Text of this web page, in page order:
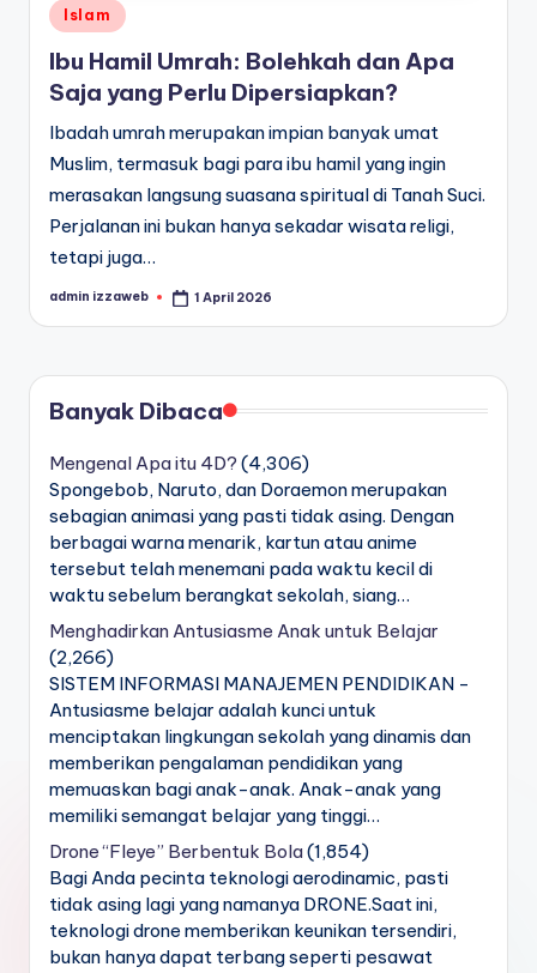
Posted
in
Islam
Ibu Hamil Umrah: Bolehkah dan Apa
Saja yang Perlu Dipersiapkan?
Ibadah umrah merupakan impian banyak umat
Muslim, termasuk bagi para ibu hamil yang ingin
merasakan langsung suasana spiritual di Tanah Suci.
Perjalanan ini bukan hanya sekadar wisata religi,
tetapi juga…
Posted
admin izzaweb 1 April 2026
Banyak Dibaca
Mengenal Apa itu 4D? (4,306)
Spongebob, Naruto, dan Doraemon merupakan
sebagian animasi yang pasti tidak asing. Dengan
berbagai warna menarik, kartun atau anime
tersebut telah menemani pada waktu kecil di
waktu sebelum berangkat sekolah, siang…
Menghadirkan Antusiasme Anak untuk Belajar
(2,266)
SISTEM INFORMASI MANAJEMEN PENDIDIKAN -
Antusiasme belajar adalah kunci untuk
menciptakan lingkungan sekolah yang dinamis dan
memberikan pengalaman pendidikan yang
memuaskan bagi anak-anak. Anak-anak yang
memiliki semangat belajar yang tinggi…
Drone “Fleye” Berbentuk Bola(1,854)
Bagi Anda pecinta teknologi aerodinamic, pasti
tidak asing lagi yang namanya DRONE.Saat ini,
teknologi drone memberikan keunikan tersendiri,
bukan hanya dapat terbang seperti pesawat